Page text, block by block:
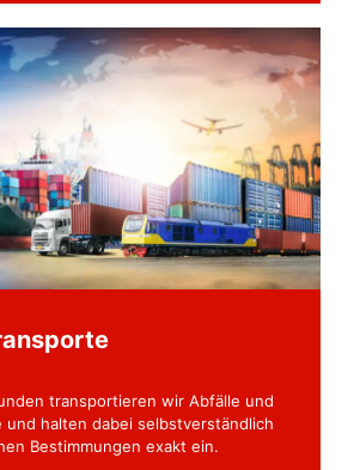
transportieren wir Abfälle und
und halten dabei selbstverständlich
Bestimmungen exakt ein.